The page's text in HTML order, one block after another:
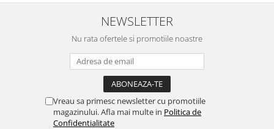
NEWSLETTER
Nu rata ofertele si promotiile noastre
Vreau sa primesc newsletter cu promotiile
magazinului. Afla mai multe in Politica de
Confidentialitate